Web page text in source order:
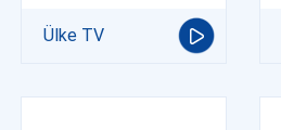
Ülke TV